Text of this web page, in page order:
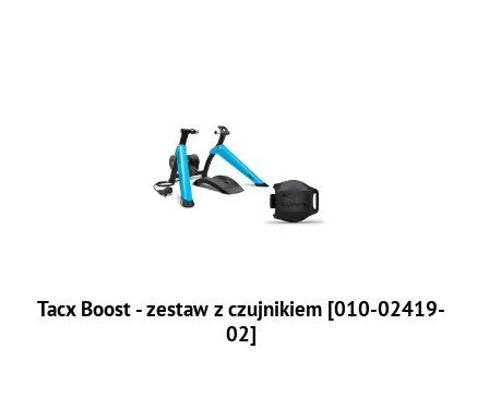
Tacx Boost - zestaw z czujnikiem [010-02419-
02]